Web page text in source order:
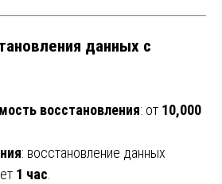
данных с
восстановления: от 10,000
: восстановление данных
1 час